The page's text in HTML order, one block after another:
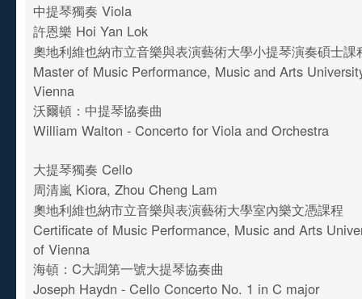
中提琴獨奏 Viola
許恩樂 Hoi Yan Lok
奧地利維也納市立音樂與表演藝術大學小提琴演奏碩士課
Master of Music Performance, Music and Arts
Vienna
沃爾頓：中提琴協奏曲
William Walton - Concerto for Viola and Orchestra
大提琴獨奏 Cello
周清嵐 Kiora, Zhou Cheng Lam
奧地利維也納市立音樂與表演藝術大學室內樂文憑課程
Certificate of Music Performance, Music and Arts
of Vienna
海頓：C大調第一號大提琴協奏曲
Joseph Haydn - Cello Concerto No. 1 in C major